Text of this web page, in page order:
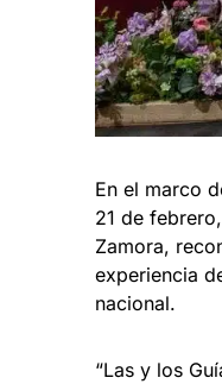
En el marco
21 de
Zamora,
experiencia
nacional.
“Las y los